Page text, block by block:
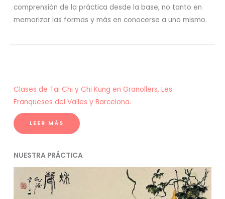
comprensión de la práctica desde la base, no tanto en
memorizar las formas y más en conocerse a uno mismo.
Clases de Tai Chi y Chi Kung en Granollers, Les
Franqueses del Valles y Barcelona.
LEER MÁS
NUESTRA PRÁCTICA